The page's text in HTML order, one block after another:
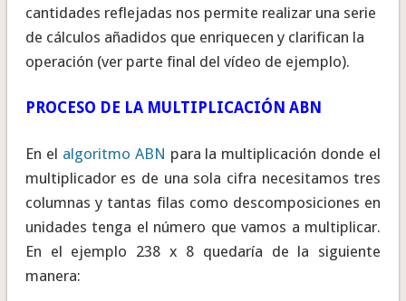
cantidades reflejadas nos permite realizar una serie
de cálculos añadidos que enriquecen y clarifican la
operación (ver parte final del vídeo de ejemplo).
PROCESO DE LA MULTIPLICACIÓN ABN
En el algoritmo ABN para la multiplicación donde el
multiplicador es de una sola cifra necesitamos tres
columnas y tantas filas como descomposiciones en
unidades tenga el número que vamos a multiplicar.
En el ejemplo 238 x 8 quedaría de la siguiente
manera: